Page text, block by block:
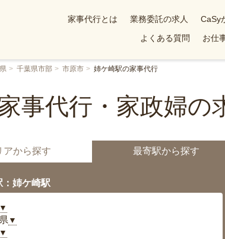
家事代行とは 業務委託の求人 CaSy
よくある質問
お仕
千葉県市部 市原市 姉ケ崎駅の家事代行
事代行・家政婦の
アから探す 最寄駅から探す
：姉ケ崎駅
▼
▼
▼